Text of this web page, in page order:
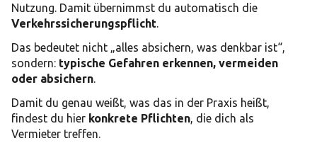
Nutzung. Damit übernimmst du automatisch die
Verkehrssicherungspflicht.
Das bedeutet nicht „alles absichern, was denkbar ist“,
sondern: typische Gefahren erkennen, vermeiden
oder absichern.
Damit du genau weißt, was das in der Praxis heißt,
findest du hier konkrete Pflichten, die dich als
Vermieter treffen.